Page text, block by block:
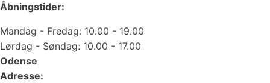
Åbningstider:
Mandag - Fredag: 10.00 - 19.00
Lørdag - Søndag: 10.00 - 17.00
Odense
Adresse: